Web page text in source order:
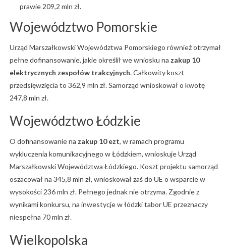
prawie 209,2 mln zł.
Województwo Pomorskie
Urząd Marszałkowski Województwa Pomorskiego również otrzymał
pełne dofinansowanie, jakie określił we wniosku na zakup 10
elektrycznych zespołów trakcyjnych. Całkowity koszt
przedsięwzięcia to 362,9 mln zł. Samorząd wnioskował o kwotę
247,8 mln zł.
Województwo Łódzkie
O dofinansowanie na zakup 10 ezt, w ramach programu
wykluczenia komunikacyjnego w Łódzkiem, wnioskuje Urząd
Marszałkowski Województwa Łódzkiego. Koszt projektu samorząd
oszacował na 345,8 mln zł, wnioskował zaś do UE o wsparcie w
wysokości 236 mln zł. Pełnego jednak nie otrzyma. Zgodnie z
wynikami konkursu, na inwestycje w łódzki tabor UE przeznaczy
niespełna 70 mln zł.
Wielkopolska